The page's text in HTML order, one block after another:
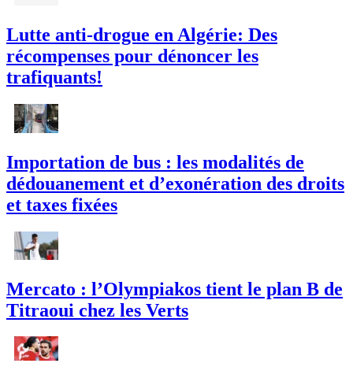
Lutte anti-drogue en Algérie: Des
récompenses pour dénoncer les
trafiquants!
Importation de bus : les modalités de
dédouanement et d’exonération des droits
et taxes fixées
Mercato : l’Olympiakos tient le plan B de
Titraoui chez les Verts